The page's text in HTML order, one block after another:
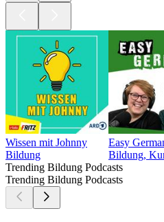
Wissen mit Johnny
Bildung
Easy
Bildung,
Trending Bildung Podcasts
Trending Bildung Podcasts